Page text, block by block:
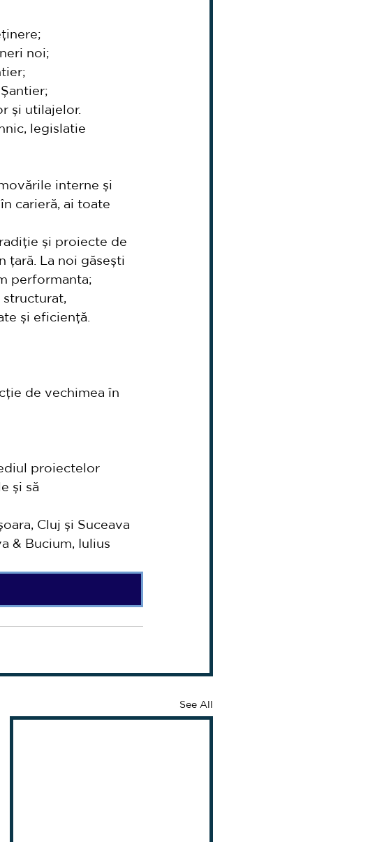
noi;
și utilajelor.
legislatie
interne și
carieră, ai toate
și proiecte de
țară. La noi găsești
performanta;
structurat,
și eficiență.
de vechimea în
proiectelor
și să
Cluj și Suceava
& Bucium, Iulius
See All